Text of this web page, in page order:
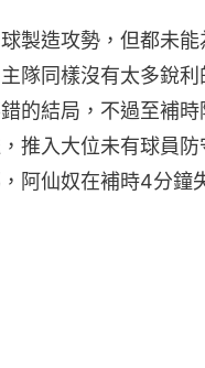
製造攻勢，但都未
隊同樣沒有太多銳
的結局，不過至補
推入大位未有球員
阿仙奴在補時4分鐘